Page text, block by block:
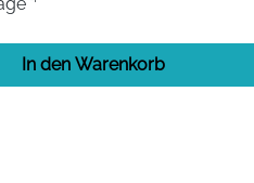
gewünschten
In den Warenkorb